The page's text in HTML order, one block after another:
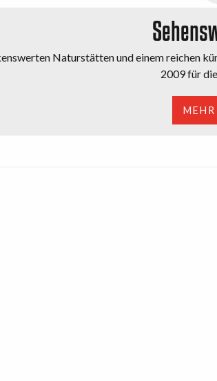
Naturstätten und einem reichen
2009 für